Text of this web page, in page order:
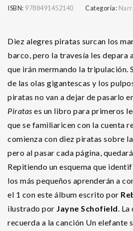
ISBN: 9788491452140 Categoría:
Diez alegres piratas surcan los
barco, pero la travesía les depara
que irán mermando la tripulación.
de las olas gigantescas y los
piratas no van a dejar de pasarlo
Piratas es un libro para primeros
que se familiaricen con la cuenta
comienza con diez piratas sobre
pero al pasar cada página,
Repitiendo un esquema que
los más pequeños aprenderán a
el 1 con este álbum escrito por
ilustrado por Jayne Schofield.
recuerda a la canción Un elefante